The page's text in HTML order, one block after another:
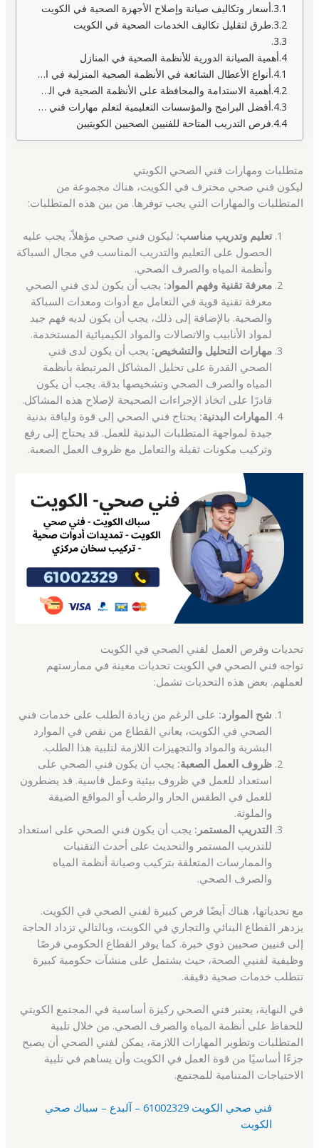
أسعار وتكاليف صيانة وإصلاح الأجهزة الصحية في الكويت
طرق لتقليل تكاليف الخدمات الصحية في الكويت
أهمية الصيانة الدورية للأنظمة الصحية في المنازل
أنواع الأعطال الشائعة في الأنظمة الصحية المنزلية في الكويت
أهمية الاستدامة والمحافظة على الأنظمة الصحية في الكويت
أفضل البرامج والمؤسسات التعليمية لتعلم مهارات فني الصحة في الكويت
فرص التدريب المتاحة للفنيين الصحيين الكويتيين
متطلبات ومهارات فني الصحي الكويتي
ليكون فني صحي محترف في الكويت، هناك مجموعة من
المتطلبات والمهارات التي يجب توفرها. من بين هذه المتطلبات:
تعليم وتدريب مناسب: ليكون فني صحي مؤهلاً، يجب عليه
الحصول على التعليم والتدريب المناسب في مجال السباكة
وأنظمة المياه والصرف الصحي.
معرفة تقنية وفهم المواد: يجب أن يكون لدى فني الصحي
معرفة تقنية قوية في التعامل مع أدوات ومعدات السباكة
والصحية. بالإضافة إلى ذلك، يجب أن يكون لديه فهم جيد
لمواد الأنابيب والاتصالات والمواد الكيميائية المستخدمة.
مهارات التحليل والتشخيص: يجب أن يكون لدى فني
الصحي القدرة على تحليل المشاكل المرتبطة بأنظمة
المياه والصرف الصحي وتشخيصها بدقة. يجب أن يكون
قادرًا على اتخاذ الإجراءات الصحيحة لإصلاح هذه المشاكل.
المهارات البدنية: يحتاج فني الصحي إلى قوة ولياقة بدنية
جيدة لمواجهة المتطلبات البدنية للعمل. قد يحتاج إلى رفع
وتركيب مكونات ثقيلة والتعامل مع ظروف العمل الصعبة.
تحديات وفرص العمل لفني الصحي في الكويت
تواجه فني الصحي في الكويت تحديات معينة في ممارستهم
لعملهم. بعض هذه التحديات تشمل:
شح الموارد: على الرغم من زيادة الطلب على خدمات فني
الصحي في الكويت، يعاني القطاع من نقص في الموارد
البشرية والمواد والتجهيزات اللازمة لتلبية هذا الطلب.
ظروف العمل الصعبة: يجب أن يكون فني الصحي على
استعداد للعمل في ظروف بيئية وعمل قاسية. قد يضطرون
للعمل في الطقس الحار والرطب أو المواقع الضيقة
والملوثة.
التدريب المستمر: يجب أن يكون فني الصحي على استعداد
للتدريب المستمر والتحديث على أحدث التقنيات
والممارسات المتعلقة بتركيب وصيانة أنظمة المياه
والصرف الصحي.
مع تحدياتها، هناك أيضًا فرص كبيرة لفني الصحي في الكويت.
يزدهر القطاع البنائي والتجاري في الكويت، وبالتالي تزداد الحاجة
إلى فنيين صحيين ذوي خبرة. كما يوفر القطاع الحكومي فرصًا
وظيفية لفنيي الصحة، حيث يشتمل على منشآت حكومية كبيرة
تتطلب خدمات صحية دقيقة.
في النهاية، يعتبر فني الصحي ركيزة أساسية في المجتمع الكويتي
للحفاظ على أنظمة المياه والصرف الصحي. من خلال تلبية
المتطلبات وتطوير المهارات اللازمة، يمكن لفني الصحي أن يصبح
جزءًا أساسيًا من قوة العمل في الكويت وأن يساهم في تلبية
الاحتياجات المتنامية للمجتمع.
فني صحي الكويت 61002329 – آلبدع – سباك صحي
الكويت